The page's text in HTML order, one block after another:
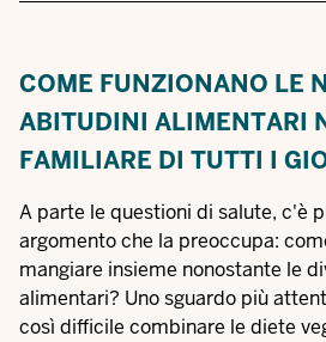
COME FUNZIONANO LE
ABITUDINI ALIMENTARI
FAMILIARE DI TUTTI I
A parte le questioni di salute, c'è
argomento che la preoccupa:
mangiare insieme nonostante le
alimentari? Uno sguardo più
così difficile combinare le diete